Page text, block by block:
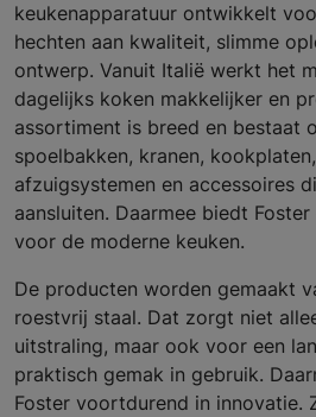
keukenapparatuur ontwikkelt
hechten aan kwaliteit, slimme
ontwerp. Vanuit Italië werkt het
dagelijks koken makkelijker en
assortiment is breed en bestaat
spoelbakken, kranen,
afzuigsystemen en accessoires
aansluiten. Daarmee biedt
voor de moderne keuken.
De producten worden gemaakt
roestvrij staal. Dat zorgt niet
uitstraling, maar ook voor een
praktisch gemak in gebruik.
Foster voortdurend in innovatie.